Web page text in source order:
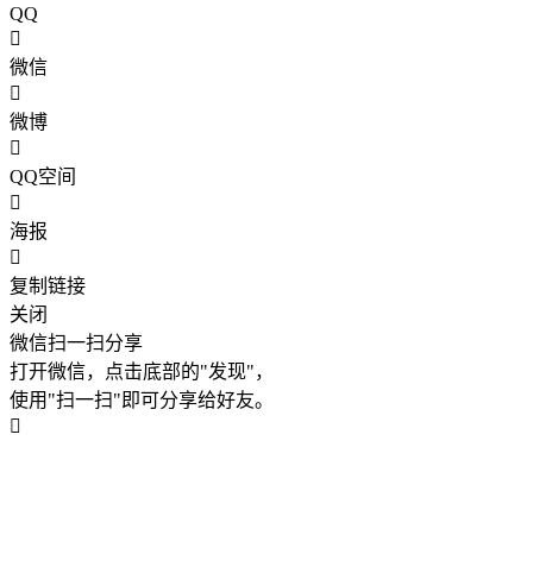
QQ
微信
微博
QQ空间
海报
复制链接
关闭
微信扫一扫分享
打开微信，点击底部的"发现"，
使用"扫一扫"即可分享给好友。